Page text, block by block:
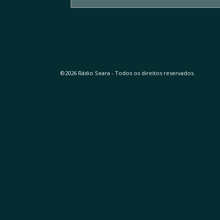
©2026 Rádio Seara - Todos os direitos reservados.